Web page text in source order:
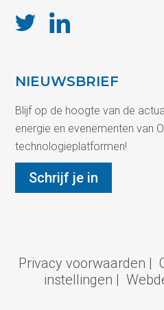
NIEUWSBRIEF
Blijf op de hoogte van de
energie en evenementen van
technologieplatformen!
Schrijf je in
Privacy voorwaarden |
instellingen |